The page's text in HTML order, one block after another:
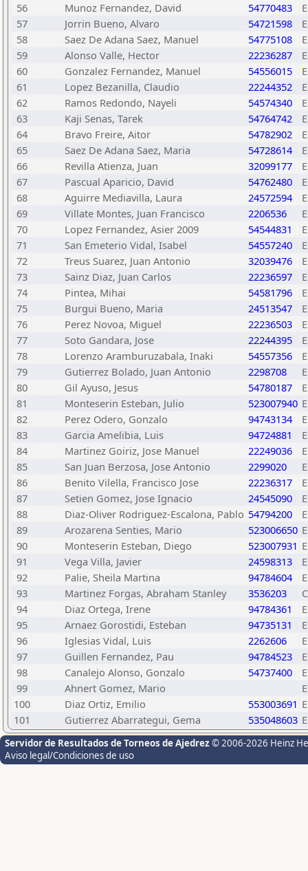
56
Munoz Fernandez, David 54770483
57
Jorrin Bueno, Alvaro 54721598
58
Saez De Adana Saez, Manuel 54775108
59
Alonso Valle, Hector 22236287
60
Gonzalez Fernandez, Manuel 54556015
61
Lopez Bezanilla, Claudio 22244352
62
Ramos Redondo, Nayeli 54574340
63
Kaji Senas, Tarek 54764742
64
Bravo Freire, Aitor 54782902
65
Saez De Adana Saez, Maria 54728614
66
Revilla Atienza, Juan 32099177
67
Pascual Aparicio, David 54762480
68
Aguirre Mediavilla, Laura 24572594
69
Villate Montes, Juan Francisco 2206536
70
Lopez Fernandez, Asier 2009 54544831
71
San Emeterio Vidal, Isabel 54557240
72
Treus Suarez, Juan Antonio 32039476
73
Sainz Diaz, Juan Carlos 22236597
74
Pintea, Mihai 54581796
75
Burgui Bueno, Maria 24513547
76
Perez Novoa, Miguel 22236503
77
Soto Gandara, Jose 22244395
78
Lorenzo Aramburuzabala, Inaki 54557356
79
Gutierrez Bolado, Juan Antonio 2298708
80
Gil Ayuso, Jesus 54780187
81
Monteserin Esteban, Julio 523007940
82
Perez Odero, Gonzalo 94743134
83
Garcia Amelibia, Luis 94724881
84
Martinez Goiriz, Jose Manuel 22249036
85
San Juan Berzosa, Jose Antonio 2299020
86
Benito Vilella, Francisco Jose 22236317
87
Setien Gomez, Jose Ignacio 24545090
88
Diaz-Oliver Rodriguez-Escalona, Pablo 54794200
89
Arozarena Senties, Mario 523006650
90
Monteserin Esteban, Diego 523007931
91
Vega Villa, Javier 24598313
92
Palie, Sheila Martina 94784604
93
Martinez Forgas, Abraham Stanley 3536203
94
Diaz Ortega, Irene 94784361
95
Arnaez Gorostidi, Esteban 94735131
96
Iglesias Vidal, Luis 2262606
97
Guillen Fernandez, Pau 94784523
98
Canalejo Alonso, Gonzalo 54737400
99
Ahnert Gomez, Mario
100
Diaz Ortiz, Emilio 553003691
101
Gutierrez Abarrategui, Gema 535048603
Servidor de Resultados de Torneos de Ajedrez © 2006-2026 Heinz
Aviso legal/Condiciones de uso